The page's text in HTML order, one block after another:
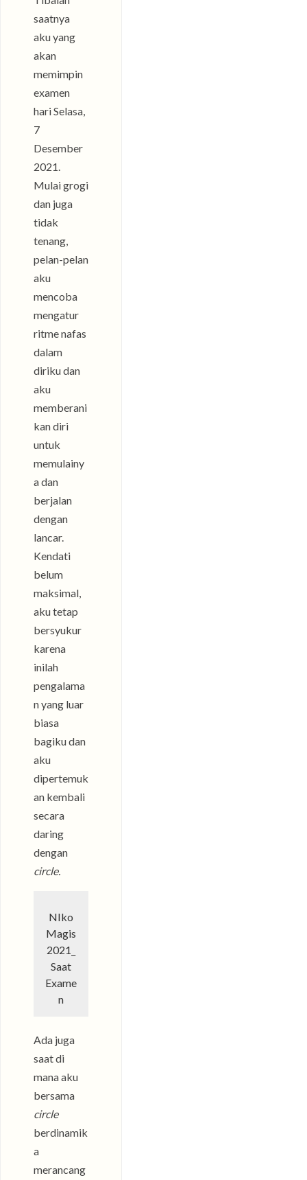
saatnya
aku yang
akan
memimpin
examen
hari Selasa,
7
Desember
2021.
Mulai grogi
dan juga
tidak
tenang,
pelan-pelan
aku
mencoba
mengatur
ritme nafas
dalam
diriku dan
aku
memberani
kan diri
untuk
memulainy
a dan
berjalan
dengan
lancar.
Kendati
belum
maksimal,
aku tetap
bersyukur
karena
inilah
pengalama
n yang luar
biasa
bagiku dan
aku
dipertemuk
an kembali
secara
daring
dengan
circle.
NIko
Magis
2021_
Saat
Exame
n
Ada juga
saat di
mana aku
bersama
circle
berdinamik
a
merancang